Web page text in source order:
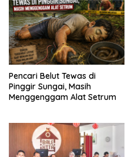
Pencari Belut Tewas di
Pinggir Sungai, Masih
Menggenggam Alat Setrum